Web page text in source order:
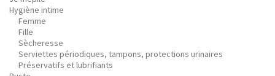
Hygiène intime
Femme
Fille
Sècheresse
Serviettes périodiques, tampons, protections urinaires
Préservatifs et lubrifiants